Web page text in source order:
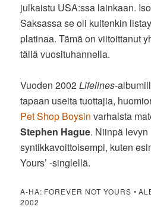
julkaistu USA:ssa lainkaan.
Saksassa se oli kuitenkin
platinaa. Tämä on viitoittanut
tällä vuosituhannella.
Vuoden 2002Lifelines-
tapaan useita tuottajia,
Pet Shop Boysin varhaista
Stephen Hague. Niinpä
syntikkavoittoisempi, kuten
Yours’ -singlellä.
A-HA: FOREVER NOT YOURS •
2002